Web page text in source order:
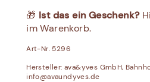
🎁 Ist das ein Geschenk?
im Warenkorb.
Art-Nr. 5296
Hersteller: ava&yves GmbH,
info@avaundyves.de